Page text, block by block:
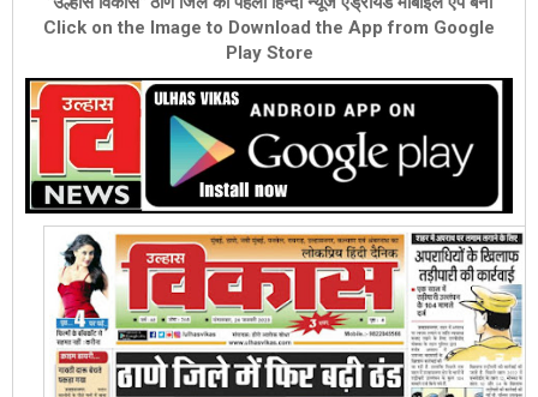
Click on the Image to Download the App from Google
Play Store